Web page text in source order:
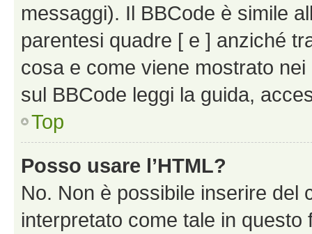
messaggi). Il BBCode è simile
parentesi quadre [ e ] anziché
cosa e come viene mostrato
sul BBCode leggi la guida,
Top
Posso usare l’HTML?
No. Non è possibile inserire del
interpretato come tale in